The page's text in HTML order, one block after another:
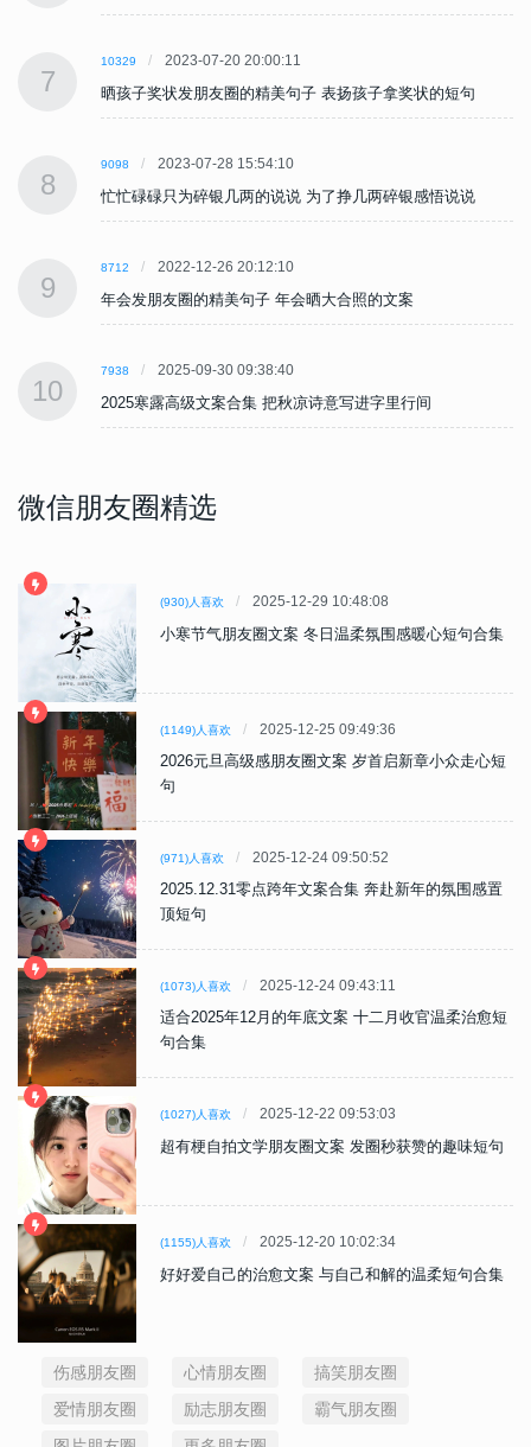
7
10329 2023-07-20 20:00:11
晒孩子奖状发朋友圈的精美句子 表扬孩子拿奖状的短句
8
9098 2023-07-28 15:54:10
忙忙碌碌只为碎银几两的说说 为了挣几两碎银感悟说说
9
8712 2022-12-26 20:12:10
年会发朋友圈的精美句子 年会晒大合照的文案
10
7938 2025-09-30 09:38:40
2025寒露高级文案合集 把秋凉诗意写进字里行间
微信朋友圈精选
(930)人喜欢 2025-12-29 10:48:08
小寒节气朋友圈文案 冬日温柔氛围感暖心短句合集
(1149)人喜欢 2025-12-25 09:49:36
2026元旦高级感朋友圈文案 岁首启新章小众走心短
句
(971)人喜欢 2025-12-24 09:50:52
2025.12.31零点跨年文案合集 奔赴新年的氛围感置
顶短句
(1073)人喜欢 2025-12-24 09:43:11
适合2025年12月的年底文案 十二月收官温柔治愈短
句合集
(1027)人喜欢 2025-12-22 09:53:03
超有梗自拍文学朋友圈文案 发圈秒获赞的趣味短句
(1155)人喜欢 2025-12-20 10:02:34
好好爱自己的治愈文案 与自己和解的温柔短句合集
伤感朋友圈 心情朋友圈
搞笑朋友圈
爱情朋友圈
励志朋友圈
霸气朋友圈